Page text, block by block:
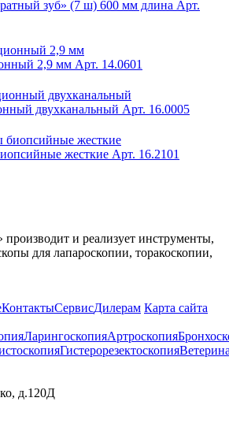
зуб» (7 ш) 600 мм длина Арт.
2,9 мм Арт. 14.0601
двухканальный Арт. 16.0005
жесткие Арт. 16.2101
и реализует инструменты,
для лапароскопии, торакоскопии,
КонтактыСервисДилерам Карта сайта
ЛарингоскопияАртроскопия
Гистерорезектоскопия
д.120Д